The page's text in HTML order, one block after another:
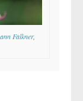
Falkner,